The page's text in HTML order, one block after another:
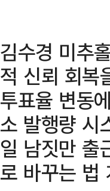
김수경 미추
적 신뢰 회복
투표율 변동
소 발행량 시
일 남짓만 출
로 바꾸는 법